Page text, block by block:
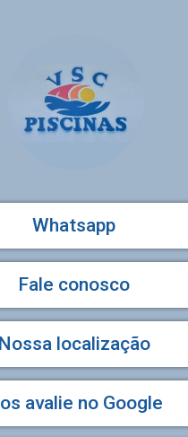
Whatsapp
Fale conosco
Nossa localização
avalie no Google